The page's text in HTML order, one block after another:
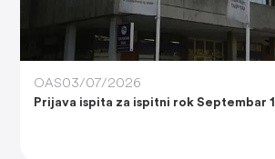
OAS03/07/2026
Prijava ispita za ispitni rok Septembar 1